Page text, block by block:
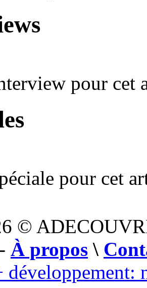
pour cet
pour cet
©
À propos \
développement: